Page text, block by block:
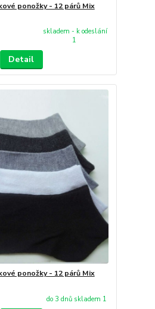
ponožky - 12 párů Mix
skladem - k odeslání
1
Detail
ponožky - 12 párů Mix
do 3 dnů skladem 1